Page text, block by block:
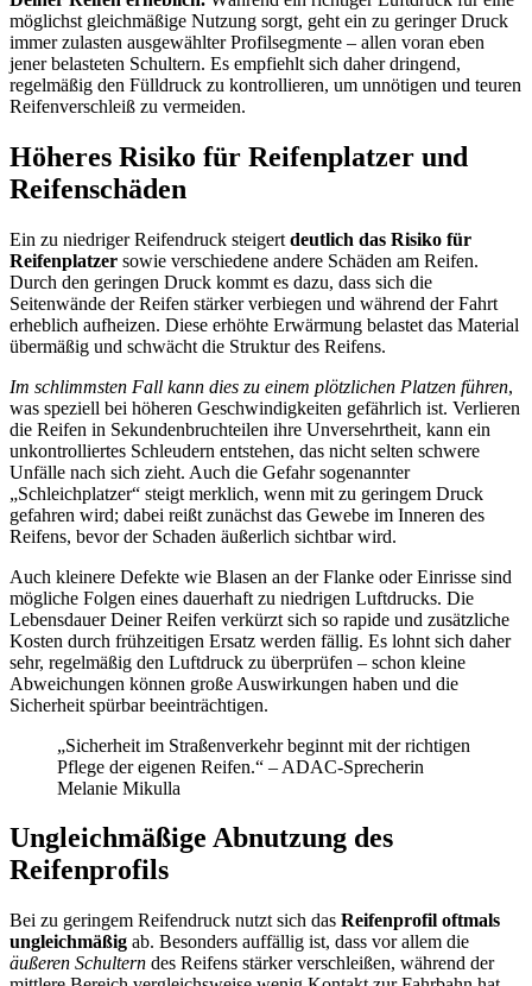
möglichst gleichmäßige Nutzung sorgt, geht ein zu geringer Druck
immer zulasten ausgewählter Profilsegmente – allen voran eben
jener belasteten Schultern. Es empfiehlt sich daher dringend,
regelmäßig den Fülldruck zu kontrollieren, um unnötigen und teuren
Reifenverschleiß zu vermeiden.
Höheres Risiko für Reifenplatzer und
Reifenschäden
Ein zu niedriger Reifendruck steigert deutlich das Risiko für
Reifenplatzer sowie verschiedene andere Schäden am Reifen.
Durch den geringen Druck kommt es dazu, dass sich die
Seitenwände der Reifen stärker verbiegen und während der Fahrt
erheblich aufheizen. Diese erhöhte Erwärmung belastet das Material
übermäßig und schwächt die Struktur des Reifens.
Im schlimmsten Fall kann dies zu einem plötzlichen Platzen führen,
was speziell bei höheren Geschwindigkeiten gefährlich ist. Verlieren
die Reifen in Sekundenbruchteilen ihre Unversehrtheit, kann ein
unkontrolliertes Schleudern entstehen, das nicht selten schwere
Unfälle nach sich zieht. Auch die Gefahr sogenannter
„Schleichplatzer“ steigt merklich, wenn mit zu geringem Druck
gefahren wird; dabei reißt zunächst das Gewebe im Inneren des
Reifens, bevor der Schaden äußerlich sichtbar wird.
Auch kleinere Defekte wie Blasen an der Flanke oder Einrisse sind
mögliche Folgen eines dauerhaft zu niedrigen Luftdrucks. Die
Lebensdauer Deiner Reifen verkürzt sich so rapide und zusätzliche
Kosten durch frühzeitigen Ersatz werden fällig. Es lohnt sich daher
sehr, regelmäßig den Luftdruck zu überprüfen – schon kleine
Abweichungen können große Auswirkungen haben und die
Sicherheit spürbar beeinträchtigen.
„Sicherheit im Straßenverkehr beginnt mit der richtigen
Pflege der eigenen Reifen.“ – ADAC-Sprecherin
Melanie Mikulla
Ungleichmäßige Abnutzung des
Reifenprofils
Bei zu geringem Reifendruck nutzt sich das Reifenprofil oftmals
ungleichmäßig ab. Besonders auffällig ist, dass vor allem die
äußeren Schultern des Reifens stärker verschleißen, während der